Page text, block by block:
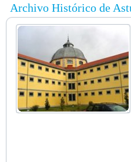
Archivo Histórico de